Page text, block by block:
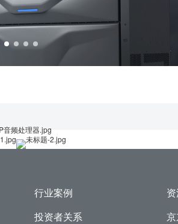
行业案例
投资者关系